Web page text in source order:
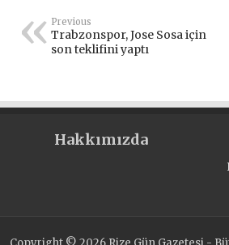
Previous
Trabzonspor, Jose Sosa için
son teklifini yaptı
Hakkımızda